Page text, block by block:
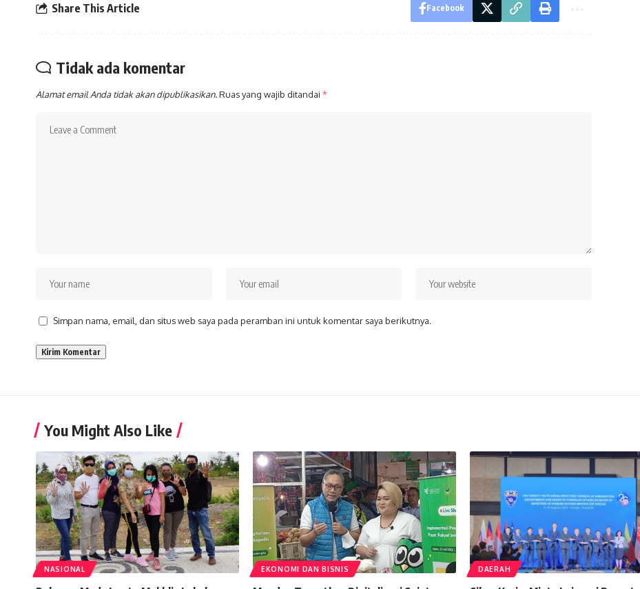
Share This Article Facebook
Tidak ada komentar
Alamat email Anda tidak akan dipublikasikan.Ruas yang wajib ditandai *
Simpan nama, email, dan situs web saya pada peramban ini untuk komentar saya berikutnya.
You Might Also Like
NASIONAL EKONOMI DAN BISNIS DAERAH